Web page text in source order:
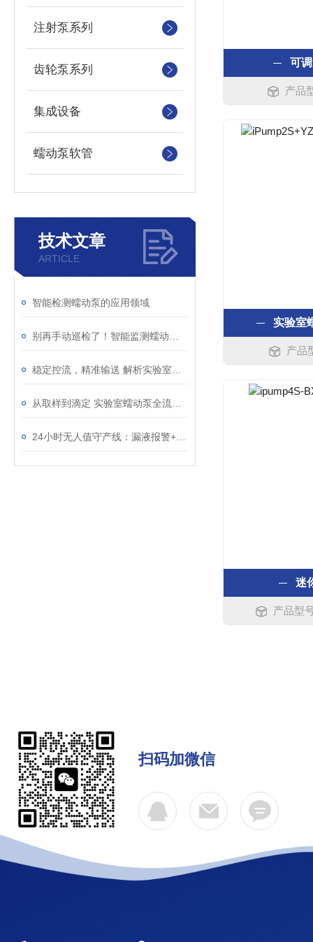
注射泵系列
齿轮泵系列
集成设备
蠕动泵软管
技术文章
ARTICLE
智能检测蠕动泵的应用领域
可
产品
实验室
产品
迷
产品型
扫码加微信